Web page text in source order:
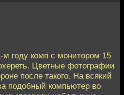
году комп с монитором 15
Цветные фотографии
после такого. На всякий
подобный компьютер во